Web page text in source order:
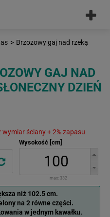
> Brzozowy gaj nad rzeką
GAJ NAD
DZIEŃ
ściany + 2% zapasu
Wysokość [cm]
max: 332
niż 102.5 cm.
na 2 równe części.
w jednym kawałku.